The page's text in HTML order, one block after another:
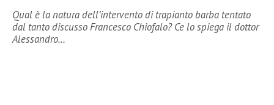
Qual è la natura dell’intervento di trapianto barba tentato
dal tanto discusso Francesco Chiofalo? Ce lo spiega il dottor
Alessandro…